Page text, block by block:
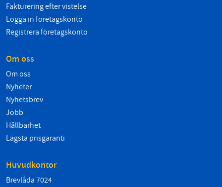
Fakturering efter vistelse
Logga in företagskonto
Registrera företagskonto
Om oss
Om oss
Nyheter
Nyhetsbrev
Jobb
Hållbarhet
Lägsta prisgaranti
Huvudkontor
Brevlåda 7024